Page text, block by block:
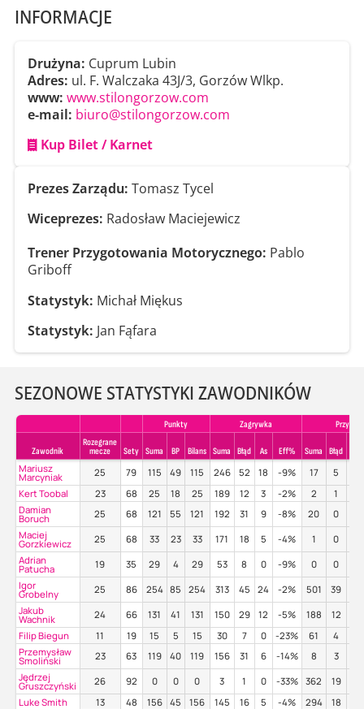
INFORMACJE
Drużyna: Cuprum Lubin
Adres: ul. F. Walczaka 43J/3, Gorzów Wlkp.
www: www.stilongorzow.com
e-mail: biuro@stilongorzow.com
Kup Bilet / Karnet
Prezes Zarządu: Tomasz Tycel
Wiceprezes: Radosław Maciejewicz
Trener Przygotowania Motorycznego: Pablo
Griboff
Statystyk: Michał Miękus
Statystyk: Jan Fąfara
SEZONOWE STATYSTYKI ZAWODNIKÓW
Punkty Zagrywka Przyjecie
Zawodnik
Rozegrane
mecze
Sety Suma BP Bilans Suma Błąd As Eff% Suma Błąd
Mariusz
Marcyniak 25 79 115 49 115 246 52 18 -9% 17 5
Kert Toobal
23 68 25 18 25 189 12 3 -2% 2 1
Damian
Boruch 25 68 121 55 121 192 31 9 -8% 20 0
Maciej
Gorzkiewicz 25 68 33 23 33 171 18 5 -4% 1 0
Adrian
Patucha 19 35 29 4 29 53 8 0 -9% 0 0
Igor
Grobelny 25 86 254 85 254 313 45 24 -2% 501 39
Jakub
Wachnik 24 66 131 41 131 150 29 12 -5% 188 12
Filip Biegun
11 19 15 5 15 30 7 0 -23% 61 4
Przemysław
Smoliński 23 63 119 40 119 156 31 6 -14% 8 3
Jędrzej
Gruszczyński 26 92 0 0 0 3 1 0 -33% 362 19
Luke Smith
13 48 156 45 156 145 16 5 -4% 294 18